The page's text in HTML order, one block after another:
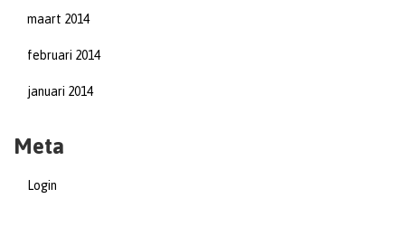
maart 2014
februari 2014
januari 2014
Meta
Login